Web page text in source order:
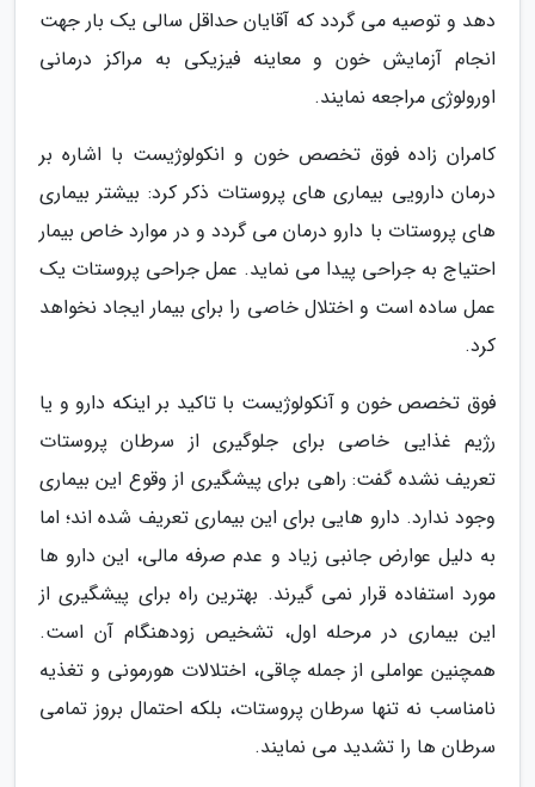
دهد و توصیه می گردد که آقایان حداقل سالی یک بار جهت
انجام آزمایش خون و معاینه فیزیکی به مراکز درمانی
اورولوژی مراجعه نمایند.
کامران زاده فوق تخصص خون و انکولوژیست با اشاره بر
درمان دارویی بیماری های پروستات ذکر کرد: بیشتر بیماری
های پروستات با دارو درمان می گردد و در موارد خاص بیمار
احتیاج به جراحی پیدا می نماید. عمل جراحی پروستات یک
عمل ساده است و اختلال خاصی را برای بیمار ایجاد نخواهد
کرد.
فوق تخصص خون و آنکولوژیست با تاکید بر اینکه دارو و یا
رژیم غذایی خاصی برای جلوگیری از سرطان پروستات
تعریف نشده گفت: راهی برای پیشگیری از وقوع این بیماری
وجود ندارد. دارو هایی برای این بیماری تعریف شده اند؛ اما
به دلیل عوارض جانبی زیاد و عدم صرفه مالی، این دارو ها
مورد استفاده قرار نمی گیرند. بهترین راه برای پیشگیری از
این بیماری در مرحله اول، تشخیص زودهنگام آن است.
همچنین عواملی از جمله چاقی، اختلالات هورمونی و تغذیه
نامناسب نه تنها سرطان پروستات، بلکه احتمال بروز تمامی
سرطان ها را تشدید می نمایند.